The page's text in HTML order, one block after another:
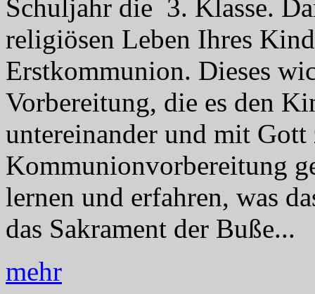
Schuljahr die 3. Klasse.
religiösen Leben Ihres
Erstkommunion. Dieses
Vorbereitung, die es den
untereinander und mit
Kommunionvorbereitung
lernen und erfahren, was
das Sakrament der Buße...
mehr